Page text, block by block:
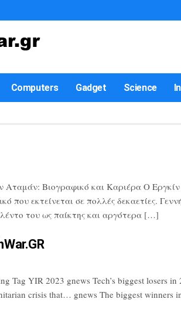
Computers Gadget Science
Βιογραφικό και Καριέρα Ο Εργκίν
που εκτείνεται σε πολλές δεκαετίες.
του ως παίκτης και αργότερα […]
Tag YIR 2023 gnews Tech’s biggest losers
crisis that… gnews The biggest